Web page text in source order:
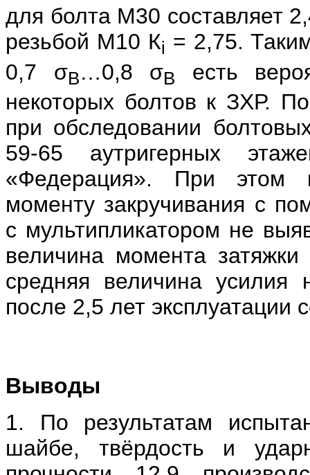
для болта М30 составляет
резьбой М10 Кi = 2,75.
0,7 σВ…0,8 σВ
есть
некоторых болтов к ЗХР.
при обследовании
59-65 аутригерных
«Федерация». При этом
моменту закручивания с
с мультипликатором не
величина момента
средняя величина усилия
после 2,5 лет эксплуатации
Выводы
1. По результатам
шайбе, твёрдость и